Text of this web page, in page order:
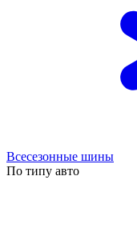
Всесезонные шины
По типу авто